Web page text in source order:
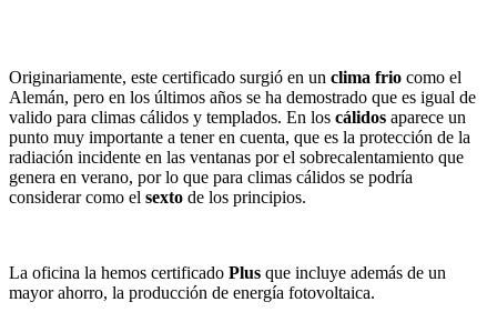
Originariamente, este certificado surgió en un clima frio como el
Alemán, pero en los últimos años se ha demostrado que es igual de
valido para climas cálidos y templados. En los cálidos aparece un
punto muy importante a tener en cuenta, que es la protección de la
radiación incidente en las ventanas por el sobrecalentamiento que
genera en verano, por lo que para climas cálidos se podría
considerar como el sexto de los principios.
La oficina la hemos certificado Plus que incluye además de un
mayor ahorro, la producción de energía fotovoltaica.